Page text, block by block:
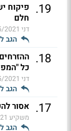
19
. פיקוח
חלם
דני 17:46
הגב
18
.
כל
דני 17:40
הגב
17
. אסור
משקיע
הגב